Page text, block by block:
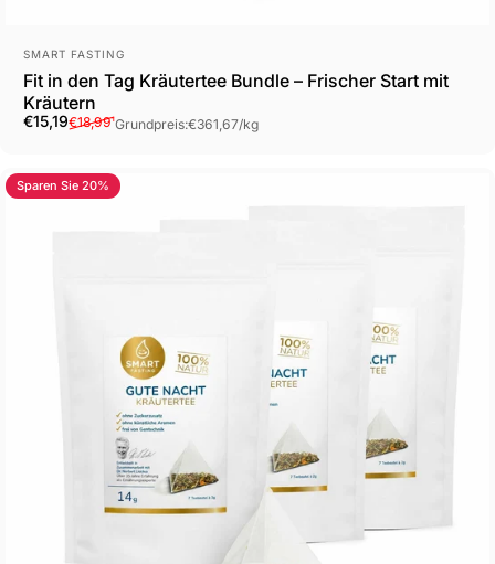
Anbieter:
SMART FASTING
Fit in den Tag Kräutertee Bundle – Frischer Start mit
Kräutern
Verkaufspreis
€15,19
Normaler Preis
€18,99¹Grundpreis
Grundpreis:€361,67/kg
4.0
Sparen Sie 20%